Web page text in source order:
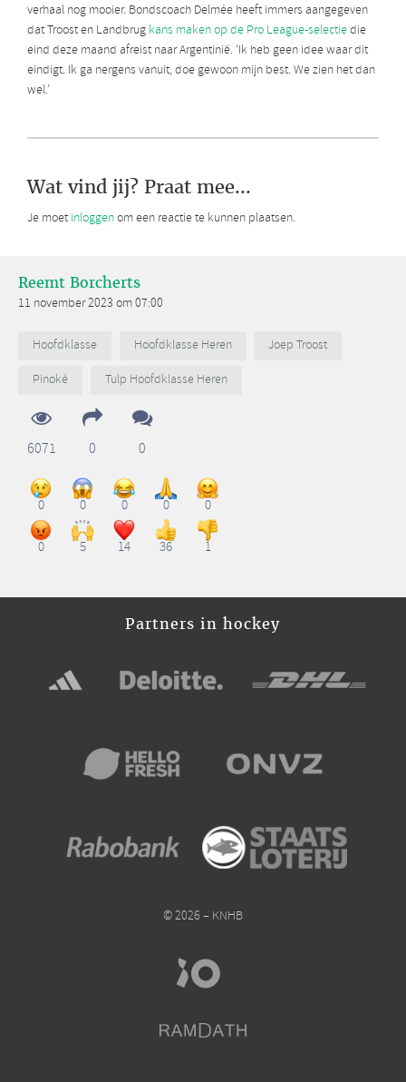
verhaal nog mooier. Bondscoach Delmée heeft immers aangegeven
dat Troost en Landbrug kans maken op de Pro League-selectiedie
eind deze maand afreist naar Argentinië. ‘Ik heb geen idee waar dit
eindigt. Ik ga nergens vanuit, doe gewoon mijn best. We zien het dan
wel.’
Wat vind jij? Praat mee...
Je moet inloggenom een reactie te kunnen plaatsen.
Reemt Borcherts
11 november 2023 om 07:00
Hoofdklasse Hoofdklasse Heren
Joep Troost
Pinoké
Tulp Hoofdklasse Heren
6071 0 0
0 0 0 0 0
0 5 14 36 1
Partners in hockey
© 2026 – KNHB